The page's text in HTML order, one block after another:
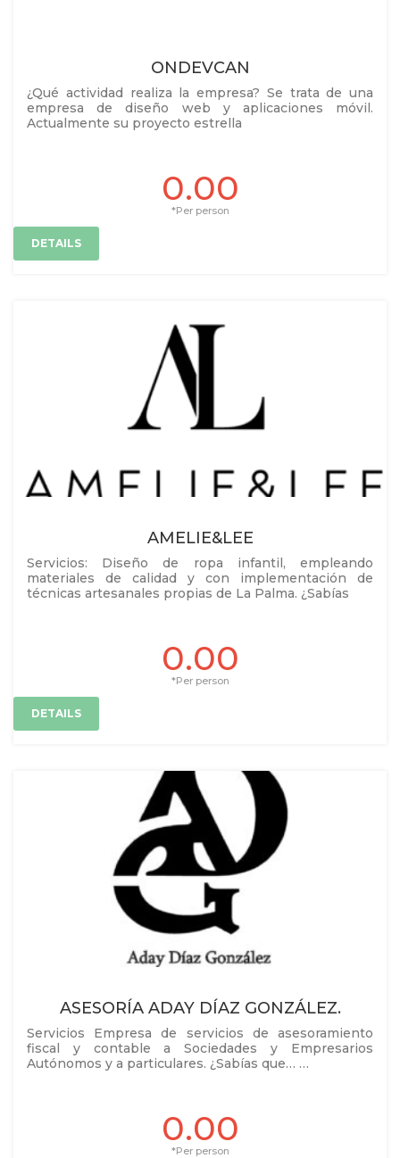
ONDEVCAN
¿Qué actividad realiza la empresa? Se trata de una
empresa de diseño web y aplicaciones móvil.
Actualmente su proyecto estrella
0.00
*Per person
DETAILS
AMELIE&LEE
Servicios: Diseño de ropa infantil, empleando
materiales de calidad y con implementación de
técnicas artesanales propias de La Palma. ¿Sabías
0.00
*Per person
DETAILS
ASESORÍA ADAY DÍAZ GONZÁLEZ.
Servicios Empresa de servicios de asesoramiento
fiscal y contable a Sociedades y Empresarios
Autónomos y a particulares. ¿Sabías que… …
0.00
*Per person